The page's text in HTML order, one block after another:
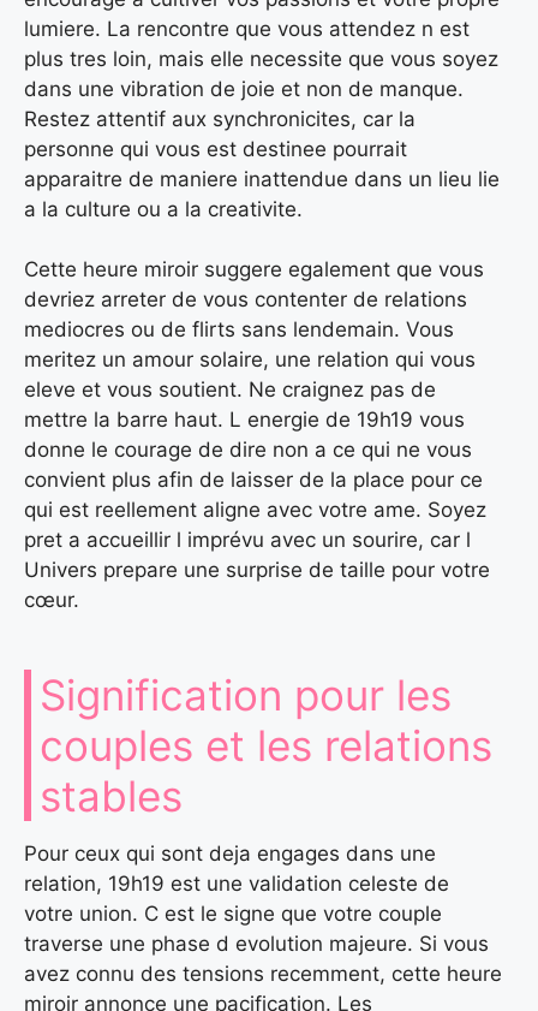
lumiere. La rencontre que vous attendez n est
plus tres loin, mais elle necessite que vous soyez
dans une vibration de joie et non de manque.
Restez attentif aux synchronicites, car la
personne qui vous est destinee pourrait
apparaitre de maniere inattendue dans un lieu lie
a la culture ou a la creativite.
Cette heure miroir suggere egalement que vous
devriez arreter de vous contenter de relations
mediocres ou de flirts sans lendemain. Vous
meritez un amour solaire, une relation qui vous
eleve et vous soutient. Ne craignez pas de
mettre la barre haut. L energie de 19h19 vous
donne le courage de dire non a ce qui ne vous
convient plus afin de laisser de la place pour ce
qui est reellement aligne avec votre ame. Soyez
pret a accueillir l imprévu avec un sourire, car l
Univers prepare une surprise de taille pour votre
cœur.
Signification pour les
couples et les relations
stables
Pour ceux qui sont deja engages dans une
relation, 19h19 est une validation celeste de
votre union. C est le signe que votre couple
traverse une phase d evolution majeure. Si vous
avez connu des tensions recemment, cette heure
miroir annonce une pacification. Les